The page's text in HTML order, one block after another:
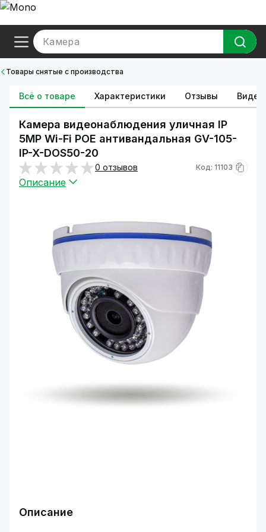
Камера
Товары снятые с производства
Всё о товаре Характеристики Отзывы Видео
Камера видеонаблюдения уличная IP
5MP Wi-Fi POE антивандальная GV-105-
IP-X-DOS50-20
0 отзывов Код: 11103
Описание
Описание